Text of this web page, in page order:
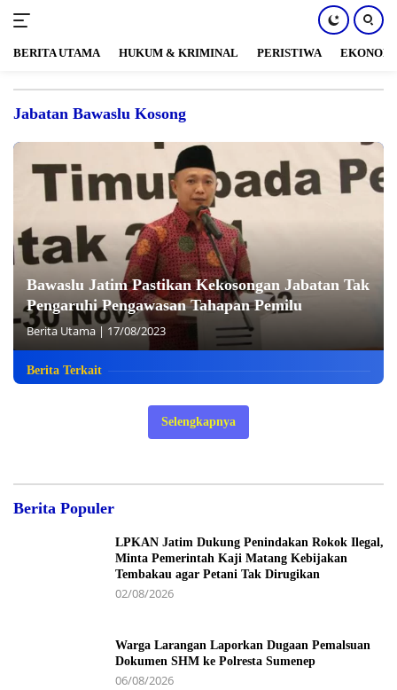
konten
BERITA UTAMA HUKUM & KRIMINAL PERISTIWA EKONOMI
Jabatan Bawaslu Kosong
Bawaslu Jatim Pastikan Kekosongan Jabatan Tak
Pengaruhi Pengawasan Tahapan Pemilu
Berita Utama | 17/08/2023
Berita Terkait
Selengkapnya
Berita Populer
LPKAN Jatim Dukung Penindakan Rokok Ilegal,
Minta Pemerintah Kaji Matang Kebijakan
Tembakau agar Petani Tak Dirugikan
02/08/2026
Warga Larangan Laporkan Dugaan Pemalsuan
Dokumen SHM ke Polresta Sumenep
06/08/2026